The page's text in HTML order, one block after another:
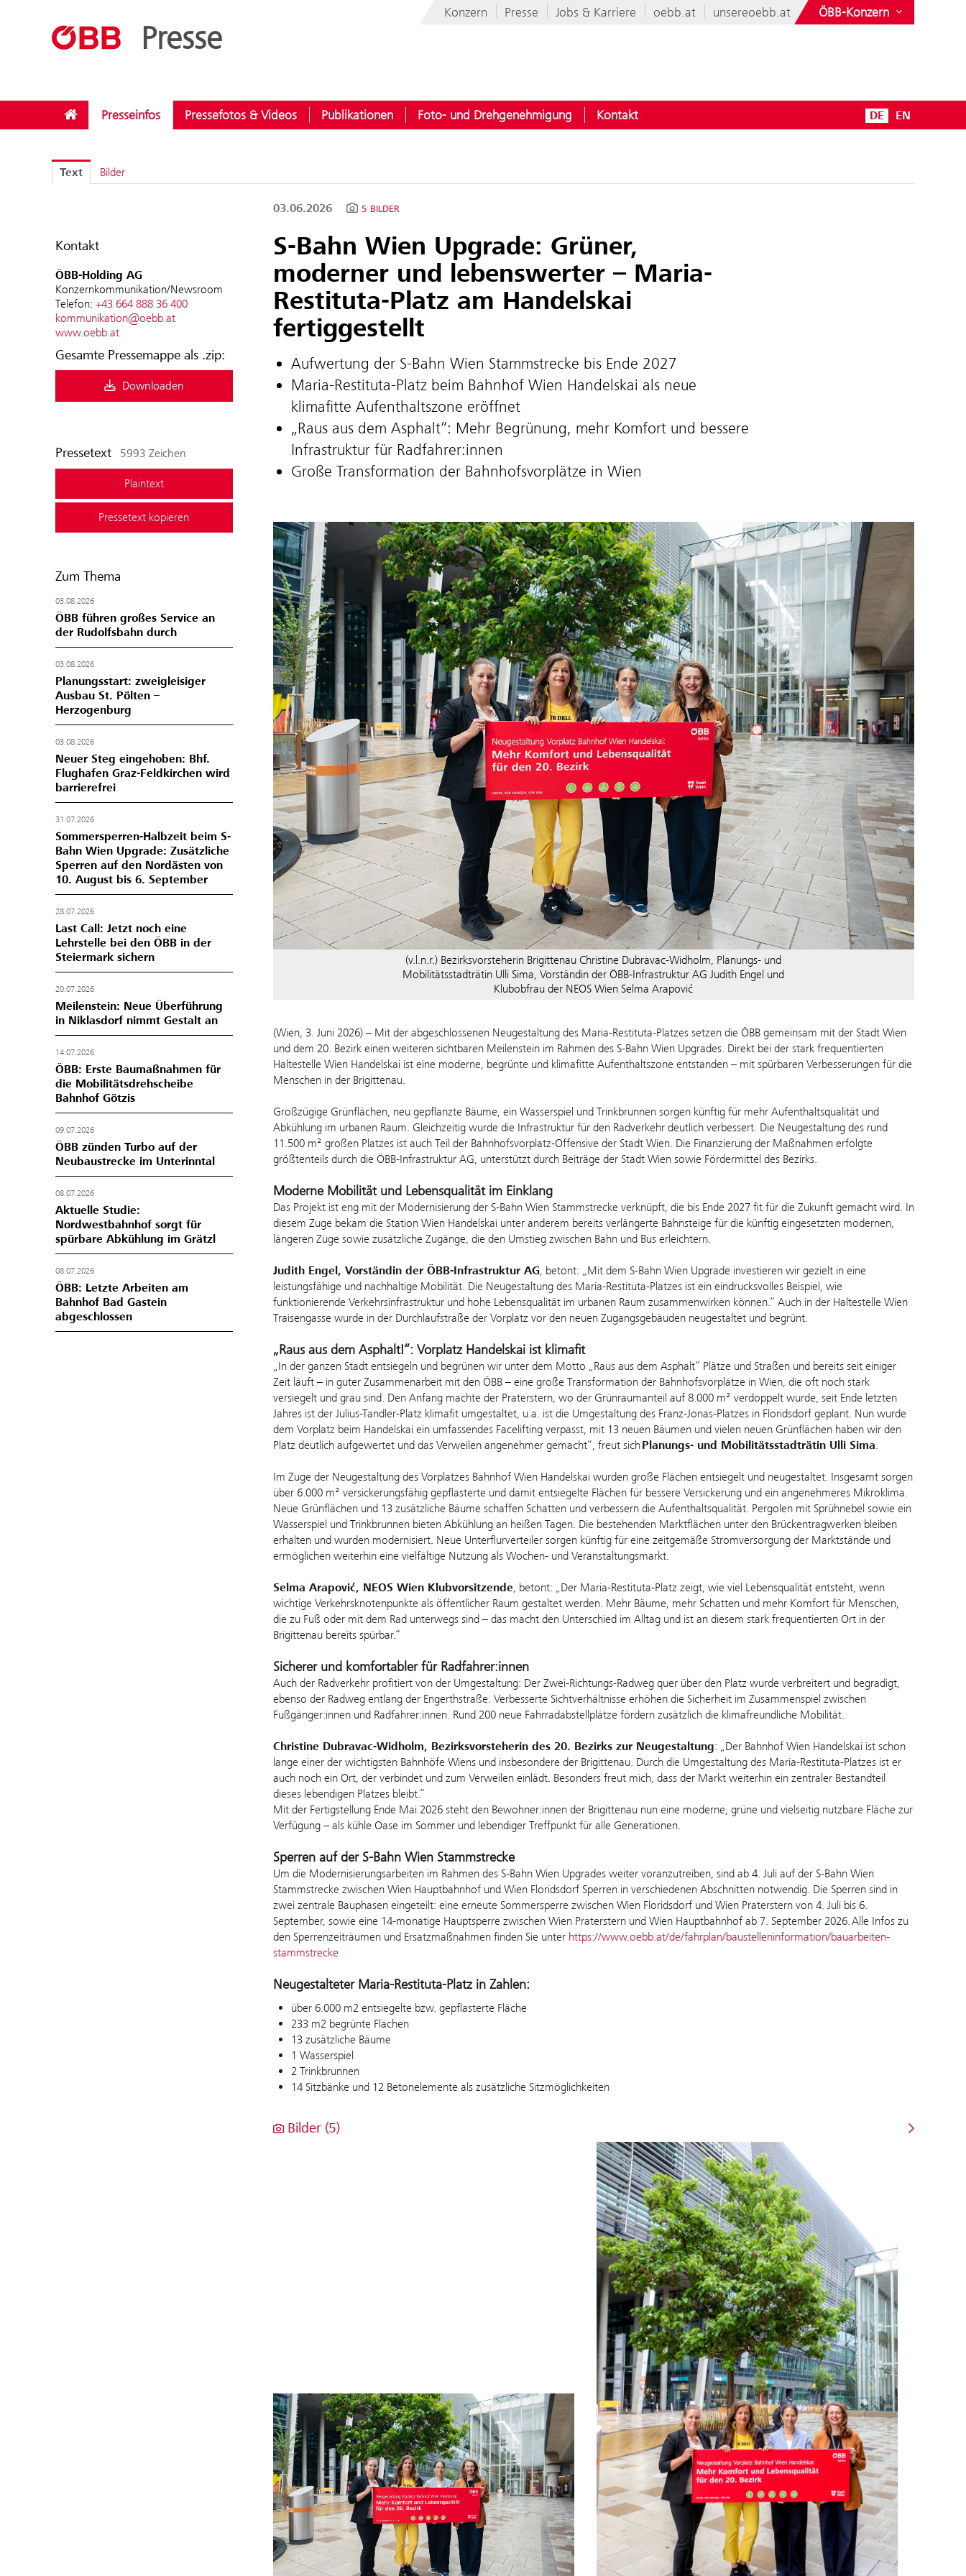
Presse
Konzern Presse Jobs & Karriere oebb.at unsereoebb.at ÖBB-Konzern
Presseinfos Pressefotos & Videos Publikationen Foto- und Drehgenehmigung Kontakt DE EN
Text Bilder
Kontakt
ÖBB-Holding AG
Konzernkommunikation/Newsroom
Telefon: +43 664 888 36 400
kommunikation@oebb.at
www.oebb.at
Gesamte Pressemappe als .zip:
Downloaden
Pressetext 5993 Zeichen
Plaintext
Pressetext kopieren
Zum Thema
03.08.2026
ÖBB führen großes Service an
der Rudolfsbahn durch
03.08.2026
Planungsstart: zweigleisiger
Ausbau St. Pölten –
Herzogenburg
03.08.2026
Neuer Steg eingehoben: Bhf.
Flughafen Graz-Feldkirchen wird
barrierefrei
31.07.2026
Sommersperren-Halbzeit beim S-
Bahn Wien Upgrade: Zusätzliche
Sperren auf den Nordästen von
10. August bis 6. September
28.07.2026
Last Call: Jetzt noch eine
Lehrstelle bei den ÖBB in der
Steiermark sichern
20.07.2026
Meilenstein: Neue Überführung
in Niklasdorf nimmt Gestalt an
14.07.2026
ÖBB: Erste Baumaßnahmen für
die Mobilitätsdrehscheibe
Bahnhof Götzis
09.07.2026
ÖBB zünden Turbo auf der
Neubaustrecke im Unterinntal
08.07.2026
Aktuelle Studie:
Nordwestbahnhof sorgt für
spürbare Abkühlung im Grätzl
08.07.2026
ÖBB: Letzte Arbeiten am
Bahnhof Bad Gastein
abgeschlossen
03.06.2026 5 BILDER
S-Bahn Wien Upgrade: Grüner,
moderner und lebenswerter – Maria-
Restituta-Platz am Handelskai
fertiggestellt
Aufwertung der S-Bahn Wien Stammstrecke bis Ende 2027
Maria-Restituta-Platz beim Bahnhof Wien Handelskai als neue
klimafitte Aufenthaltszone eröffnet
„Raus aus dem Asphalt“: Mehr Begrünung, mehr Komfort und bessere
Infrastruktur für Radfahrer:innen
Große Transformation der Bahnhofsvorplätze in Wien
(v.l.n.r.) Bezirksvorsteherin Brigittenau Christine Dubravac-Widholm, Planungs- und
Mobilitätsstadträtin Ulli Sima, Vorständin der ÖBB-Infrastruktur AG Judith Engel und
Klubobfrau der NEOS Wien Selma Arapović
(Wien, 3. Juni 2026) – Mit der abgeschlossenen Neugestaltung des Maria-Restituta-Platzes setzen die ÖBB gemeinsam mit der Stadt Wien
und dem 20. Bezirk einen weiteren sichtbaren Meilenstein im Rahmen des S-Bahn Wien Upgrades. Direkt bei der stark frequentierten
Haltestelle Wien Handelskai ist eine moderne, begrünte und klimafitte Aufenthaltszone entstanden – mit spürbaren Verbesserungen für die
Menschen in der Brigittenau.
Großzügige Grünflächen, neu gepflanzte Bäume, ein Wasserspiel und Trinkbrunnen sorgen künftig für mehr Aufenthaltsqualität und
Abkühlung im urbanen Raum. Gleichzeitig wurde die Infrastruktur für den Radverkehr deutlich verbessert. Die Neugestaltung des rund
11.500 m² großen Platzes ist auch Teil der Bahnhofsvorplatz-Offensive der Stadt Wien. Die Finanzierung der Maßnahmen erfolgte
größtenteils durch die ÖBB-Infrastruktur AG, unterstützt durch Beiträge der Stadt Wien sowie Fördermittel des Bezirks.
Moderne Mobilität und Lebensqualität im Einklang
Das Projekt ist eng mit der Modernisierung der S-Bahn Wien Stammstrecke verknüpft, die bis Ende 2027 fit für die Zukunft gemacht wird. In
diesem Zuge bekam die Station Wien Handelskai unter anderem bereits verlängerte Bahnsteige für die künftig eingesetzten modernen,
längeren Züge sowie zusätzliche Zugänge, die den Umstieg zwischen Bahn und Bus erleichtern.
Judith Engel, Vorständin der ÖBB-Infrastruktur AG, betont: „Mit dem S-Bahn Wien Upgrade investieren wir gezielt in eine
leistungsfähige und nachhaltige Mobilität. Die Neugestaltung des Maria-Restituta-Platzes ist ein eindrucksvolles Beispiel, wie
funktionierende Verkehrsinfrastruktur und hohe Lebensqualität im urbanen Raum zusammenwirken können.“ Auch in der Haltestelle Wien
Traisengasse wurde in der Durchlaufstraße der Vorplatz vor den neuen Zugangsgebäuden neugestaltet und begrünt.
„Raus aus dem Asphalt!“: Vorplatz Handelskai ist klimafit
„In der ganzen Stadt entsiegeln und begrünen wir unter dem Motto „Raus aus dem Asphalt“ Plätze und Straßen und bereits seit einiger
Zeit läuft – in guter Zusammenarbeit mit den ÖBB – eine große Transformation der Bahnhofsvorplätze in Wien, die oft noch stark
versiegelt und grau sind. Den Anfang machte der Praterstern, wo der Grünraumanteil auf 8.000 m² verdoppelt wurde, seit Ende letzten
Jahres ist der Julius-Tandler-Platz klimafit umgestaltet, u.a. ist die Umgestaltung des Franz-Jonas-Platzes in Floridsdorf geplant. Nun wurde
dem Vorplatz beim Handelskai ein umfassendes Facelifting verpasst, mit 13 neuen Bäumen und vielen neuen Grünflächen haben wir den
Platz deutlich aufgewertet und das Verweilen angenehmer gemacht“, freut sichPlanungs- und Mobilitätsstadträtin Ulli Sima.
Im Zuge der Neugestaltung des Vorplatzes Bahnhof Wien Handelskai wurden große Flächen entsiegelt und neugestaltet. Insgesamt sorgen
über 6.000 m² versickerungsfähig gepflasterte und damit entsiegelte Flächen für bessere Versickerung und ein angenehmeres Mikroklima.
Neue Grünflächen und 13 zusätzliche Bäume schaffen Schatten und verbessern die Aufenthaltsqualität. Pergolen mit Sprühnebel sowie ein
Wasserspiel und Trinkbrunnen bieten Abkühlung an heißen Tagen. Die bestehenden Marktflächen unter den Brückentragwerken bleiben
erhalten und wurden modernisiert. Neue Unterflurverteiler sorgen künftig für eine zeitgemäße Stromversorgung der Marktstände und
ermöglichen weiterhin eine vielfältige Nutzung als Wochen- und Veranstaltungsmarkt.
Selma Arapović, NEOS Wien Klubvorsitzende, betont: „Der Maria-Restituta-Platz zeigt, wie viel Lebensqualität entsteht, wenn
wichtige Verkehrsknotenpunkte als öffentlicher Raum gestaltet werden. Mehr Bäume, mehr Schatten und mehr Komfort für Menschen,
die zu Fuß oder mit dem Rad unterwegs sind – das macht den Unterschied im Alltag und ist an diesem stark frequentierten Ort in der
Brigittenau bereits spürbar.“
Sicherer und komfortabler für Radfahrer:innen
Auch der Radverkehr profitiert von der Umgestaltung: Der Zwei-Richtungs-Radweg quer über den Platz wurde verbreitert und begradigt,
ebenso der Radweg entlang der Engerthstraße. Verbesserte Sichtverhältnisse erhöhen die Sicherheit im Zusammenspiel zwischen
Fußgänger:innen und Radfahrer:innen. Rund 200 neue Fahrradabstellplätze fördern zusätzlich die klimafreundliche Mobilität.
Christine Dubravac-Widholm, Bezirksvorsteherin des 20. Bezirks zur Neugestaltung: „Der Bahnhof Wien Handelskai ist schon
lange einer der wichtigsten Bahnhöfe Wiens und insbesondere der Brigittenau. Durch die Umgestaltung des Maria-Restituta-Platzes ist er
auch noch ein Ort, der verbindet und zum Verweilen einlädt. Besonders freut mich, dass der Markt weiterhin ein zentraler Bestandteil
dieses lebendigen Platzes bleibt.“
Mit der Fertigstellung Ende Mai 2026 steht den Bewohner:innen der Brigittenau nun eine moderne, grüne und vielseitig nutzbare Fläche zur
Verfügung – als kühle Oase im Sommer und lebendiger Treffpunkt für alle Generationen.
Sperren auf der S-Bahn Wien Stammstrecke
Um die Modernisierungsarbeiten im Rahmen des S-Bahn Wien Upgrades weiter voranzutreiben, sind ab 4. Juli auf der S-Bahn Wien
Stammstrecke zwischen Wien Hauptbahnhof und Wien Floridsdorf Sperren in verschiedenen Abschnitten notwendig. Die Sperren sind in
zwei zentrale Bauphasen eingeteilt: eine erneute Sommersperre zwischen Wien Floridsdorf und Wien Praterstern von 4. Juli bis 6.
September, sowie eine 14-monatige Hauptsperre zwischen Wien Praterstern und Wien Hauptbahnhof ab 7. September 2026. Alle Infos zu
den Sperrenzeiträumen und Ersatzmaßnahmen finden Sie unter https://www.oebb.at/de/fahrplan/baustelleninformation/bauarbeiten-
stammstrecke
Neugestalteter Maria-Restituta-Platz in Zahlen:
über 6.000 m2 entsiegelte bzw. gepflasterte Fläche
233 m2 begrünte Flächen
13 zusätzliche Bäume
1 Wasserspiel
2 Trinkbrunnen
14 Sitzbänke und 12 Betonelemente als zusätzliche Sitzmöglichkeiten
Bilder (5)